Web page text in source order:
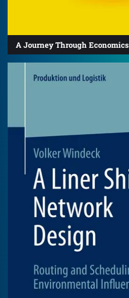
A Journey Through Economics